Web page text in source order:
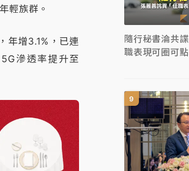
輕族群。
年增3.1%，已連
滲透率提升至
隨行秘書淪共
職表現可圈可